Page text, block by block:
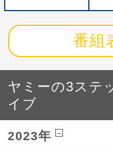
番組
ヤミーの3ステ
イブ
2023年